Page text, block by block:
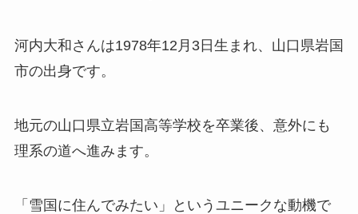
河内大和さんは1978年12月3日生まれ、山口県岩国
市の出身です。
地元の山口県立岩国高等学校を卒業後、意外にも
理系の道へ進みます。
「雪国に住んでみたい」というユニークな動機で